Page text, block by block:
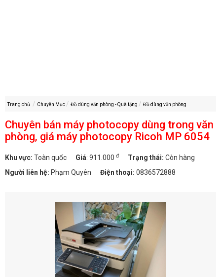
Trang chủ Chuyên Mục Đồ dùng văn phòng - Quà tặng Đồ dùng văn phòng
Chuyên bán máy photocopy dùng trong văn
phòng, giá máy photocopy Ricoh MP 6054
Khu vực: Toàn quốc Giá: 911.000 đ Trạng thái: Còn hàng
Người liên hệ: Phạm Quyên Điện thoại: 0836572888